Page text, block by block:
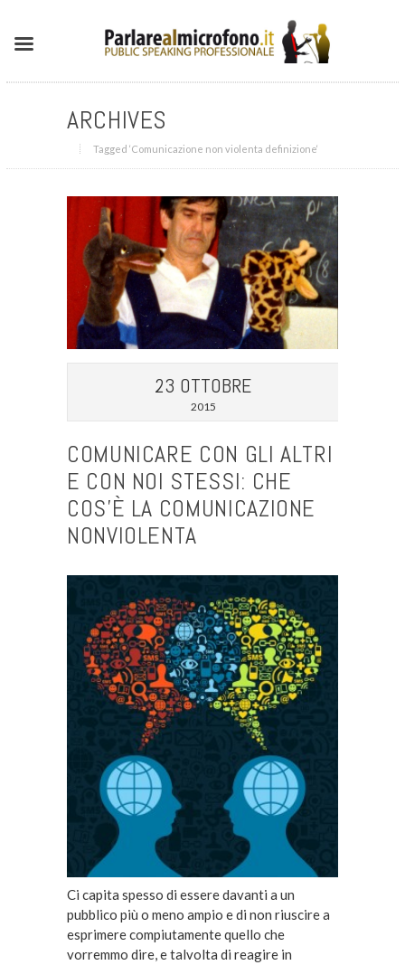
ARCHIVES
Tagged ‘Comunicazione non violenta definizione‘
23 OTTOBRE
2015
COMUNICARE CON GLI ALTRI
E CON NOI STESSI: CHE
COS’È LA COMUNICAZIONE
NONVIOLENTA
Ci capita spesso di essere davanti a un
pubblico più o meno ampio e di non riuscire a
esprimere compiutamente quello che
vorremmo dire, e talvolta di reagire in